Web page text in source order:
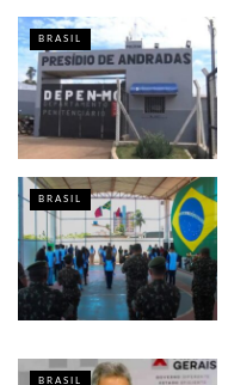
BRASIL
BRASIL
BRASIL